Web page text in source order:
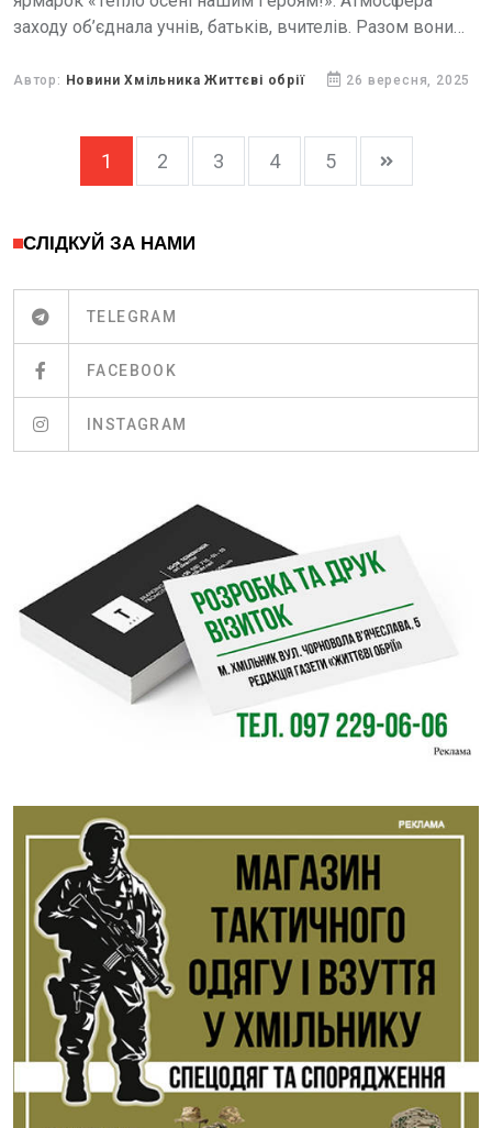
заходу об’єднала учнів, батьків, вчителів. Разом вони
свято єдності та добра.
Автор: Новини Хмільника Життєві обрії 26 вересня, 2025
1 2 3 4 5
СЛІДКУЙ ЗА НАМИ
TELEGRAM
FACEBOOK
INSTAGRAM